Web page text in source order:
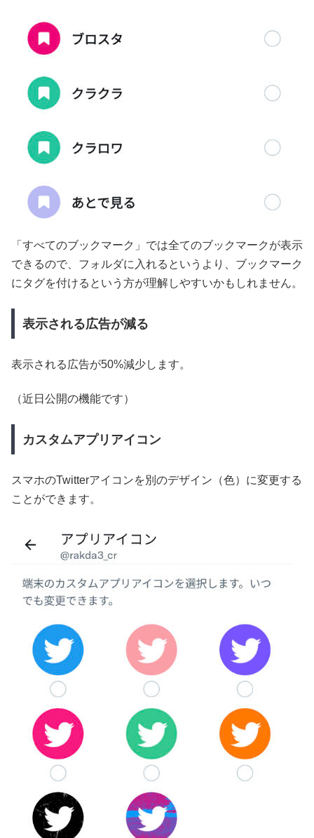
「すべてのブックマーク」では全てのブックマークが表示
できるので、フォルダに入れるというより、ブックマーク
にタグを付けるという方が理解しやすいかもしれません。
表示される広告が減る
表示される広告が50%減少します。
（近日公開の機能です）
カスタムアプリアイコン
スマホのTwitterアイコンを別のデザイン（色）に変更する
ことができます。